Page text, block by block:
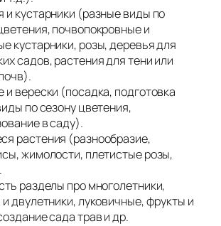
и кустарники (разные виды по
почвопокровные и
кустарники, розы, деревья для
садов, растения для тени или
и верески (посадка, подготовка
по сезону цветения,
в саду).
растения (разнообразие,
жимолости, плетистые розы,
разделы про многолетники,
и двулетники, луковичные, фрукты и
сада трав и др.